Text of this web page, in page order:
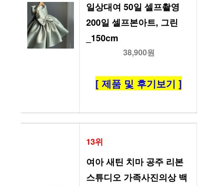
일상대여 50일 셀프촬영
200일 셀프본아트, 그린
_150cm
38,900원
[ 제품 및 후기보기 ]
13위
여아 새틴 치마 공주 리본
스튜디오 가족사진의상 백